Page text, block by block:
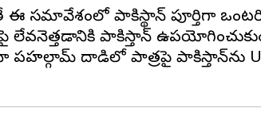
ఈ సమావేశంలో పాకిస్థాన్ పూర్తిగా
పాకిస్తాన్
దాడిలో పాత్రపై పాకిస్తాన్‌ను